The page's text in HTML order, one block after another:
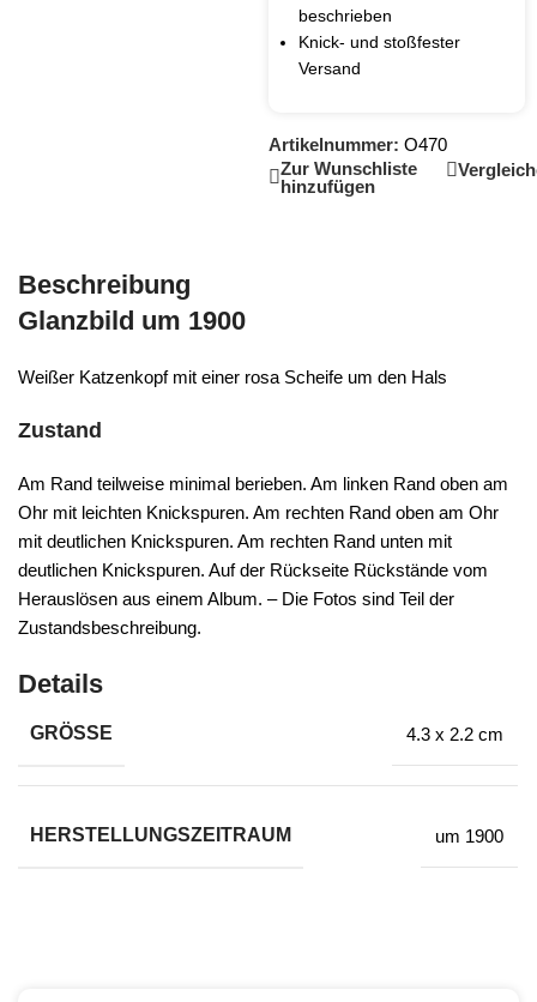
beschrieben
Knick- und stoßfester
Versand
Artikelnummer: O470
Zur Wunschliste
hinzufügen
Beschreibung
Glanzbild um 1900
Weißer Katzenkopf mit einer rosa Scheife um den Hals
Zustand
Am Rand teilweise minimal berieben. Am linken Rand oben am
Ohr mit leichten Knickspuren. Am rechten Rand oben am Ohr
mit deutlichen Knickspuren. Am rechten Rand unten mit
deutlichen Knickspuren. Auf der Rückseite Rückstände vom
Herauslösen aus einem Album. – Die Fotos sind Teil der
Zustandsbeschreibung.
Details
GRÖSSE 4.3 x 2.2 cm
HERSTELLUNGSZEITRAUM um 1900